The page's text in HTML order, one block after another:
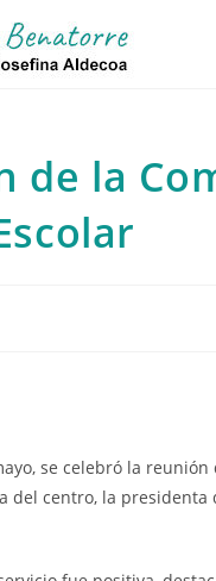
de la
se celebró la
del centro, la presidenta